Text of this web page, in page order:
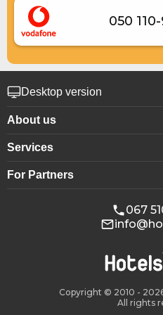
050
Desktop version
About us
About company
Confidentiality
Services
For corporate clients
Booking for groups
Conference halls
For Partners
Affiliate program
067
Copyright © 2010 -
All rights